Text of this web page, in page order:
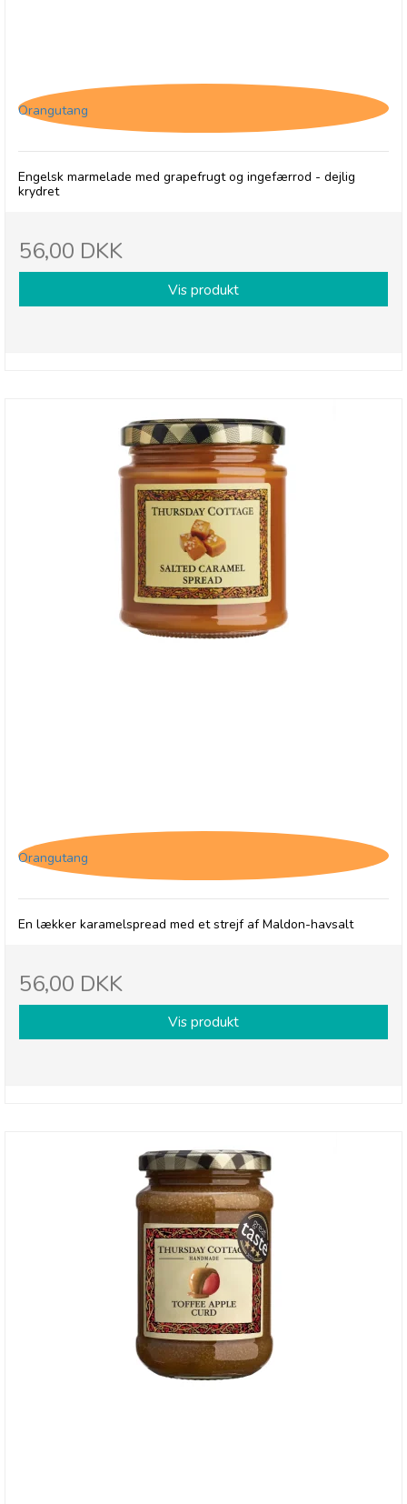
Orangutang
Engelsk marmelade med grapefrugt og ingefærrod - dejlig
krydret
56,00 DKK
Vis produkt
Orangutang
En lækker karamelspread med et strejf af Maldon-havsalt
56,00 DKK
Vis produkt